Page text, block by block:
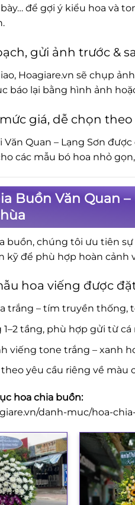
để gợi ý kiểu hoa và
gửi ảnh trước &
Hoagiare.vn sẽ chụp
báo lại bằng hình ảnh
giá, dễ chọn
Văn Quan – Lạng Sơn
các mẫu bó hoa nhỏ
Buồn Văn Quan
buồn, chúng tôi ưu tiên
kỹ để phù hợp hoàn cảnh
hoa viếng được
trắng – tím truyền thống,
1–2 tầng, phù hợp gửi từ
viếng tone trắng – xanh
yêu cầu riêng về màu
hoa chia buồn:
danh-muc/hoa-